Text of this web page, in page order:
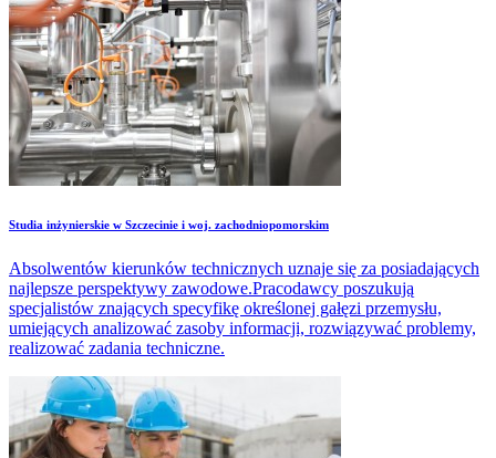
Studia inżynierskie w Szczecinie i woj. zachodniopomorskim
Absolwentów kierunków technicznych uznaje się za posiadających
najlepsze perspektywy zawodowe.Pracodawcy poszukują
specjalistów znających specyfikę określonej gałęzi przemysłu,
umiejących analizować zasoby informacji, rozwiązywać problemy,
realizować zadania techniczne.